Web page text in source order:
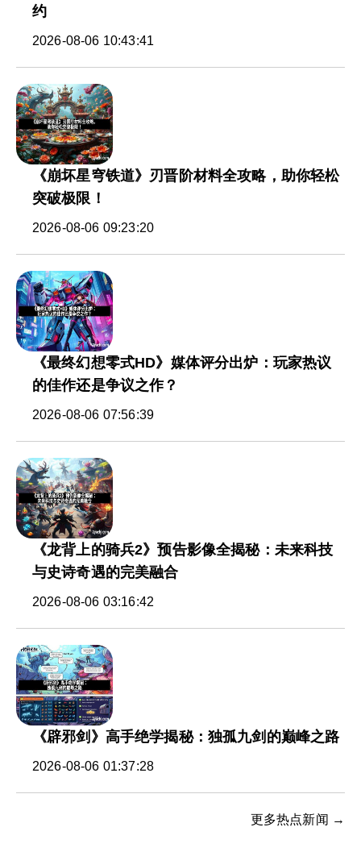
约
2026-08-06 10:43:41
《崩坏星穹铁道》刃晋阶材料全攻略，助你轻松
突破极限！
2026-08-06 09:23:20
《最终幻想零式HD》媒体评分出炉：玩家热议
的佳作还是争议之作？
2026-08-06 07:56:39
《龙背上的骑兵2》预告影像全揭秘：未来科技
与史诗奇遇的完美融合
2026-08-06 03:16:42
《辟邪剑》高手绝学揭秘：独孤九剑的巅峰之路
2026-08-06 01:37:28
更多热点新闻 →